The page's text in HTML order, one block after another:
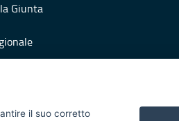
Giunta
il suo corretto